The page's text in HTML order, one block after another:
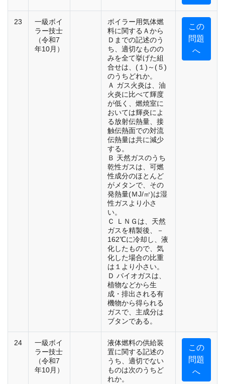
23
一級ボイ
ラー技士
（令和7
年10月）
ボイラー用気体燃
料に関するＡから
Ｄまでの記述のう
ち、適切なものの
みを全て挙げた組
合せは、(１)～(５)
のうちどれか。
Ａ ガス火炎は、油
火炎に比べて輝度
が低く、燃焼室に
おいては輝炎によ
る放射伝熱量、接
触伝熱面での対流
伝熱量は共に減少
する。
Ｂ 天然ガスのうち
乾性ガスは、可燃
性成分のほとんど
がメタンで、その
発熱量(ＭJ/㎥)は湿
性ガスより小さ
い。
Ｃ ＬＮＧは、天然
ガスを精製後、－
162℃に冷却し、液
化したもので、気
化した場合の比重
は１より小さい。
Ｄ バイオガスは、
植物などから生
成・排出される有
機物から得られる
ガスで、主成分は
ブタンである。
この
問題
へ
24
一級ボイ
ラー技士
（令和7
年10月）
液体燃料の供給装
置に関する記述の
うち、適切でない
ものは次のうちど
れか。
この
問題
へ